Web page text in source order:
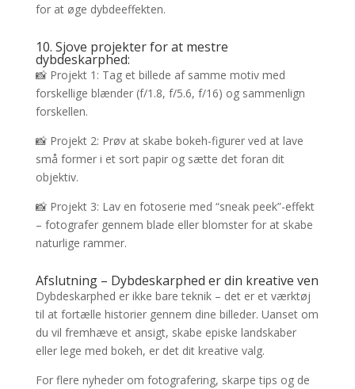
for at øge dybdeeffekten.
10. Sjove projekter for at mestre
dybdeskarphed:
📸 Projekt 1: Tag et billede af samme motiv med
forskellige blænder (f/1.8, f/5.6, f/16) og sammenlign
forskellen.
📸 Projekt 2: Prøv at skabe bokeh-figurer ved at lave
små former i et sort papir og sætte det foran dit
objektiv.
📸 Projekt 3: Lav en fotoserie med “sneak peek”-effekt
– fotografer gennem blade eller blomster for at skabe
naturlige rammer.
Afslutning – Dybdeskarphed er din kreative ven
Dybdeskarphed er ikke bare teknik – det er et værktøj
til at fortælle historier gennem dine billeder. Uanset om
du vil fremhæve et ansigt, skabe episke landskaber
eller lege med bokeh, er det dit kreative valg.
For flere nyheder om fotografering, skarpe tips og de